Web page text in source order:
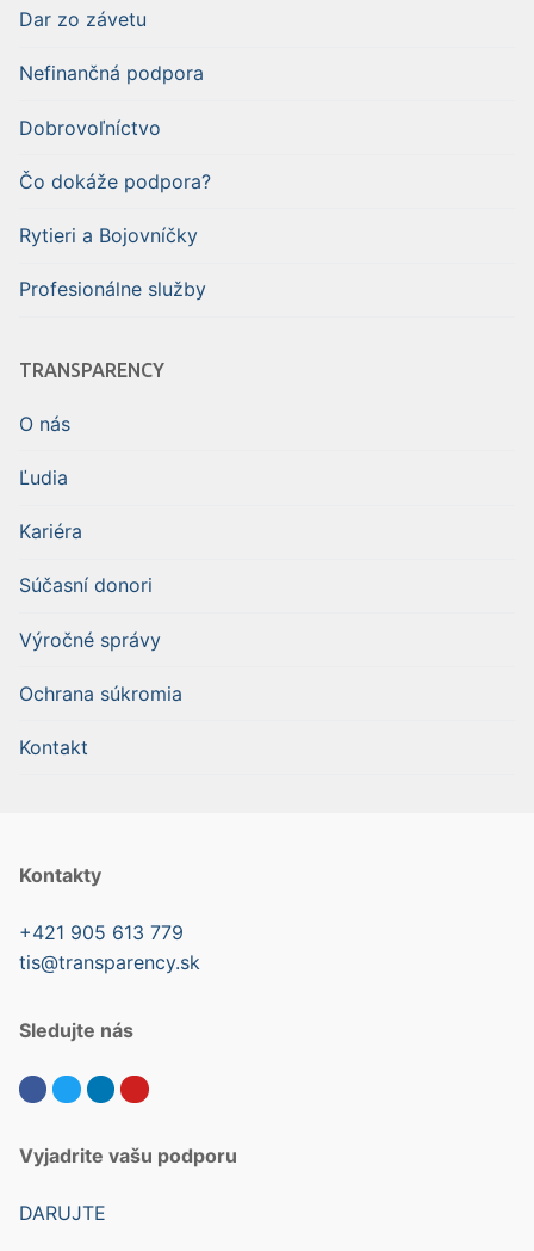
Dar zo závetu
Nefinančná podpora
Dobrovoľníctvo
Čo dokáže podpora?
Rytieri a Bojovníčky
Profesionálne služby
TRANSPARENCY
O nás
Ľudia
Kariéra
Súčasní donori
Výročné správy
Ochrana súkromia
Kontakt
Kontakty
+421 905 613 779
tis@transparency.sk
Sledujte nás
Vyjadrite vašu podporu
DARUJTE